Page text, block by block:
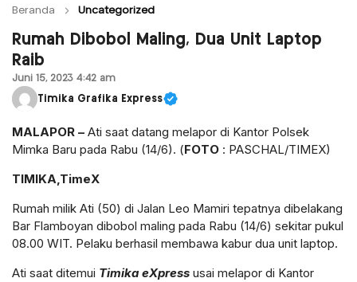
Beranda Uncategorized
Rumah Dibobol Maling, Dua Unit Laptop
Raib
Juni 15, 2023 4:42 am
Timika Grafika Express
MALAPOR – Ati saat datang melapor di Kantor Polsek
Mimka Baru pada Rabu (14/6). (FOTO : PASCHAL/TIMEX)
TIMIKA,TimeX
Rumah milik Ati (50) di Jalan Leo Mamiri tepatnya dibelakang
Bar Flamboyan dibobol maling pada Rabu (14/6) sekitar pukul
08.00 WIT. Pelaku berhasil membawa kabur dua unit laptop.
Ati saat ditemui Timika eXpress usai melapor di Kantor